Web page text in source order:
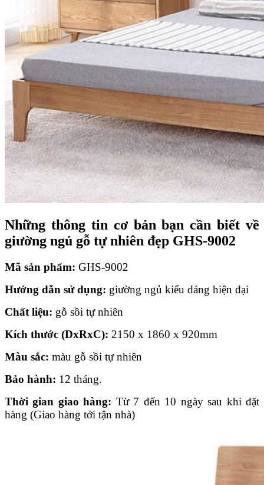
Những thông tin cơ bản bạn cần biết về
giường ngủ gỗ tự nhiên đẹp GHS-9002
Mã sản phẩm: GHS-9002
Hướng dẫn sử dụng: giường ngủ kiểu dáng hiện đại
Chất liệu: gỗ sồi tự nhiên
Kích thước (DxRxC): 2150 x 1860 x 920mm
Màu sắc: màu gỗ sồi tự nhiên
Bảo hành: 12 tháng.
Thời gian giao hàng: Từ 7 đến 10 ngày sau khi đặt
hàng (Giao hàng tới tận nhà)